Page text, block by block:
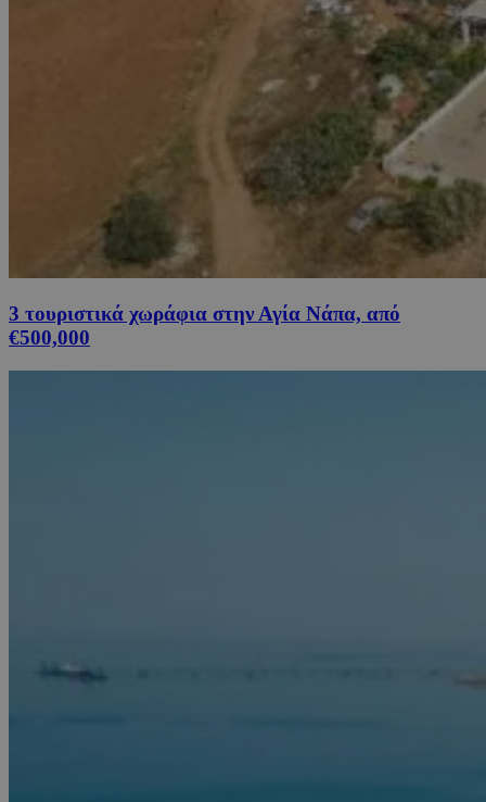
3 τουριστικά χωράφια στην Αγία Νάπα, από
€500,000